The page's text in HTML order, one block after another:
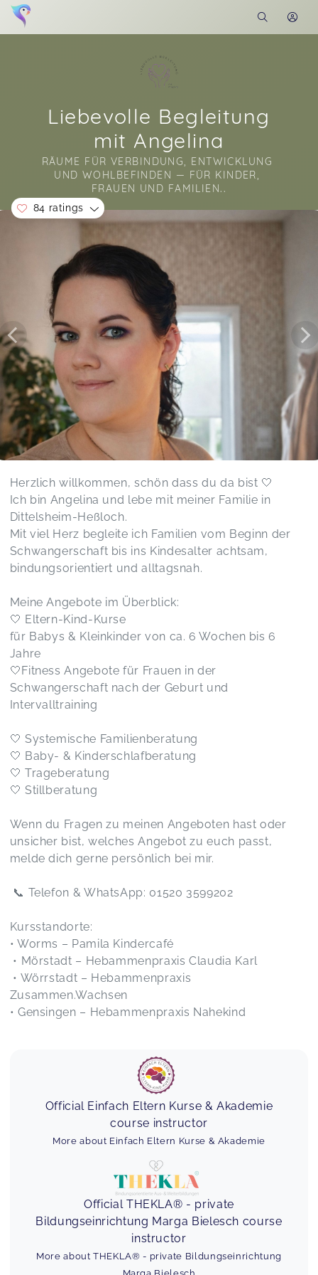
Liebevolle Begleitung
mit Angelina
RÄUME FÜR VERBINDUNG, ENTWICKLUNG
UND WOHLBEFINDEN — FÜR KINDER,
FRAUEN UND FAMILIEN..
Soon you will learn more about me here...
84 ratings
Schönes Event ❤️
Kinder Disco mit Kinderbetreuung & kreativ Angebot 🎉
🤍 Papa-Special – Musikalische Bewegungszeit
Kevin,
Beikost Workshop
Jennifer,
Der Kurs war sehr schön! Angelina hat eine
Stunden sehr entspannt 🥰
Mama Baby Yoga
Anke,
Die Organisation war auf höchstem Niveau. Für
die Kinder wurde ein sehr schönes und
Altersgruppen vorbereitet. Sogar meinem kleinen
Kind, das noch keine zwei Jahre alt ist, hat es
sehr gut gefallen. Auch wenn es noch nicht
überall mitmachen konnte, war deutlich zu
sehen, dass es ihm großen Spaß gemacht hat.
Auch für die Eltern war alles sehr gut organisiert.
Vielen Dank dafür!
Kinder Disco mit Kinderbetreuung & kreativ Angebot 🎉
Kinder Disco mit Kinderbetreuung & kreativ Angebot 🎉
Babymassage Kurs ab 8 Wochen bis zum Krabbelalter
Ivonne,Mar 28
War ein sehr schöner Kurs. Habe viel
mitgenommen & es wird zu Hause umgesetzt.
Vielen Dank!
Babymassage Kurs ab 8 Wochen bis zum Krabbelalter
Musikalische Früherziehung ab 6 bis 24 Monate
Meine Tochter und ich waren im Tanzkurs. Ein
ganz tollen herzlichen Leitung. Es hat uns sehr
59 more ratings...
Show all ratings
Herzlich willkommen, schön dass du da bist 🤍
Ich bin Angelina und lebe mit meiner Familie in
Dittelsheim-Heßloch.
Mit viel Herz begleite ich Familien vom Beginn der
Schwangerschaft bis ins Kindesalter achtsam,
bindungsorientiert und alltagsnah.
Meine Angebote im Überblick:
🤍 Eltern-Kind-Kurse
für Babys & Kleinkinder von ca. 6 Wochen bis 6
Jahre
🤍Fitness Angebote für Frauen in der
Schwangerschaft nach der Geburt und
Intervalltraining
🤍 Systemische Familienberatung
🤍 Baby- & Kinderschlafberatung
🤍 Trageberatung
🤍 Stillberatung
Wenn du Fragen zu meinen Angeboten hast oder
unsicher bist, welches Angebot zu euch passt,
melde dich gerne persönlich bei mir.
📞 Telefon & WhatsApp: 01520 3599202
Kursstandorte:
• Worms – Pamila Kindercafé
• Mörstadt – Hebammenpraxis Claudia Karl
• Wörrstadt – Hebammenpraxis
Zusammen.Wachsen
• Gensingen – Hebammenpraxis Nahekind
Official Einfach Eltern Kurse & Akademie
course instructor
More about Einfach Eltern Kurse & Akademie
Official THEKLA® - private
Bildungseinrichtung Marga Bielesch course
instructor
More about THEKLA® - private Bildungseinrichtung
Marga Bielesch